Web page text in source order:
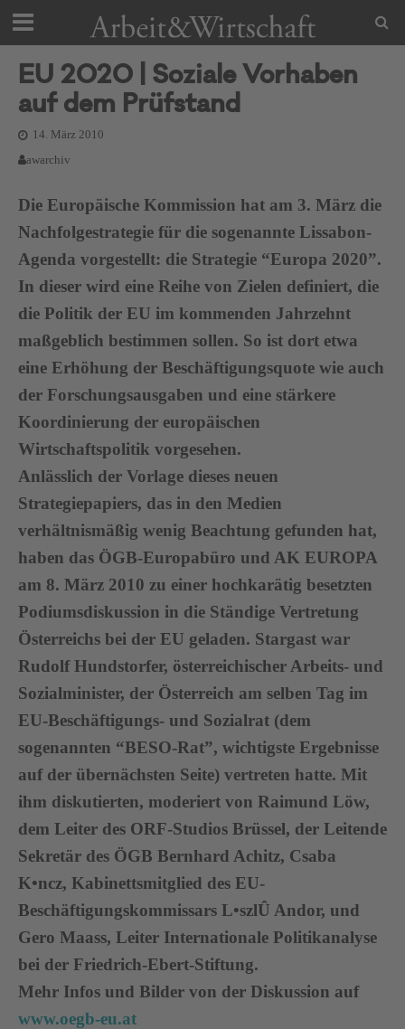
EU 2020 | Soziale Vorhaben
auf dem Prüfstand
14. März 2010
awarchiv
Die Europäische Kommission hat am 3. März die
Nachfolgestrategie für die sogenannte Lissabon-
Agenda vorgestellt: die Strategie “Europa 2020”.
In dieser wird eine Reihe von Zielen definiert, die
die Politik der EU im kommenden Jahrzehnt
maßgeblich bestimmen sollen. So ist dort etwa
eine Erhöhung der Beschäftigungsquote wie auch
der Forschungsausgaben und eine stärkere
Koordinierung der europäischen
Wirtschaftspolitik vorgesehen.
Anlässlich der Vorlage dieses neuen
Strategiepapiers, das in den Medien
verhältnismäßig wenig Beachtung gefunden hat,
haben das ÖGB-Europabüro und AK EUROPA
am 8. März 2010 zu einer hochkarätig besetzten
Podiumsdiskussion in die Ständige Vertretung
Österreichs bei der EU geladen. Stargast war
Rudolf Hundstorfer, österreichischer Arbeits- und
Sozialminister, der Österreich am selben Tag im
EU-Beschäftigungs- und Sozialrat (dem
sogenannten “BESO-Rat”, wichtigste Ergebnisse
auf der übernächsten Seite) vertreten hatte. Mit
ihm diskutierten, moderiert von Raimund Löw,
dem Leiter des ORF-Studios Brüssel, der Leitende
Sekretär des ÖGB Bernhard Achitz, Csaba
K•ncz, Kabinettsmitglied des EU-
Beschäftigungskommissars L•szlÛ Andor, und
Gero Maass, Leiter Internationale Politikanalyse
bei der Friedrich-Ebert-Stiftung.
Mehr Infos und Bilder von der Diskussion auf
www.oegb-eu.at